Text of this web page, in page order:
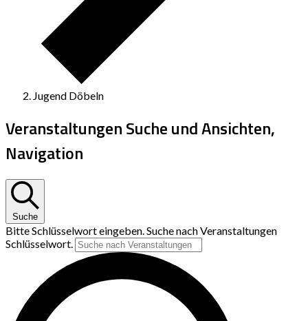
Jugend Döbeln
Veranstaltungen Suche und Ansichten,
Navigation
Suche
Bitte Schlüsselwort eingeben. Suche nach Veranstaltungen
Schlüsselwort.